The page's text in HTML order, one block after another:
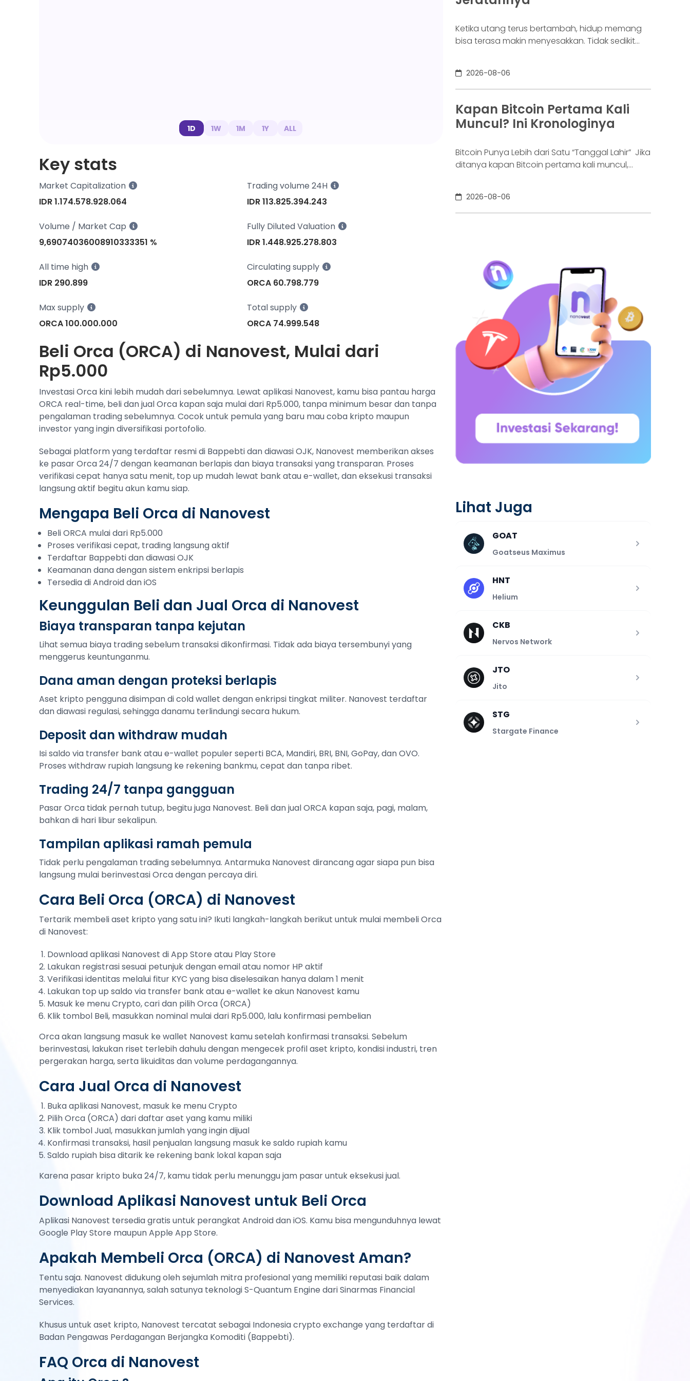
1D 1W 1M 1Y ALL
Key stats
Market Capitalization
IDR 1.174.578.928.064
Trading volume 24H
IDR 113.825.394.243
Volume / Market Cap
9,69074036008910333351 %
Fully Diluted Valuation
IDR 1.448.925.278.803
All time high
IDR 290.899
Circulating supply
ORCA 60.798.779
Max supply
ORCA 100.000.000
Total supply
ORCA 74.999.548
Beli Orca (ORCA) di Nanovest, Mulai dari
Rp5.000
Investasi Orca kini lebih mudah dari sebelumnya. Lewat aplikasi Nanovest, kamu bisa pantau harga
ORCA real-time, beli dan jual Orca kapan saja mulai dari Rp5.000, tanpa minimum besar dan tanpa
pengalaman trading sebelumnya. Cocok untuk pemula yang baru mau coba kripto maupun
investor yang ingin diversifikasi portofolio.
Sebagai platform yang terdaftar resmi di Bappebti dan diawasi OJK, Nanovest memberikan akses
ke pasar Orca 24/7 dengan keamanan berlapis dan biaya transaksi yang transparan. Proses
verifikasi cepat hanya satu menit, top up mudah lewat bank atau e-wallet, dan eksekusi transaksi
langsung aktif begitu akun kamu siap.
Mengapa Beli Orca di Nanovest
Beli ORCA mulai dari Rp5.000
Proses verifikasi cepat, trading langsung aktif
Terdaftar Bappebti dan diawasi OJK
Keamanan dana dengan sistem enkripsi berlapis
Tersedia di Android dan iOS
Keunggulan Beli dan Jual Orca di Nanovest
Biaya transparan tanpa kejutan
Lihat semua biaya trading sebelum transaksi dikonfirmasi. Tidak ada biaya tersembunyi yang
menggerus keuntunganmu.
Dana aman dengan proteksi berlapis
Aset kripto pengguna disimpan di cold wallet dengan enkripsi tingkat militer. Nanovest terdaftar
dan diawasi regulasi, sehingga danamu terlindungi secara hukum.
Deposit dan withdraw mudah
Isi saldo via transfer bank atau e-wallet populer seperti BCA, Mandiri, BRI, BNI, GoPay, dan OVO.
Proses withdraw rupiah langsung ke rekening bankmu, cepat dan tanpa ribet.
Trading 24/7 tanpa gangguan
Pasar Orca tidak pernah tutup, begitu juga Nanovest. Beli dan jual ORCA kapan saja, pagi, malam,
bahkan di hari libur sekalipun.
Tampilan aplikasi ramah pemula
Tidak perlu pengalaman trading sebelumnya. Antarmuka Nanovest dirancang agar siapa pun bisa
langsung mulai berinvestasi Orca dengan percaya diri.
Cara Beli Orca (ORCA) di Nanovest
Tertarik membeli aset kripto yang satu ini? Ikuti langkah-langkah berikut untuk mulai membeli Orca
di Nanovest:
Download aplikasi Nanovest di App Store atau Play Store
Lakukan registrasi sesuai petunjuk dengan email atau nomor HP aktif
Verifikasi identitas melalui fitur KYC yang bisa diselesaikan hanya dalam 1 menit
Lakukan top up saldo via transfer bank atau e-wallet ke akun Nanovest kamu
Masuk ke menu Crypto, cari dan pilih Orca (ORCA)
Klik tombol Beli, masukkan nominal mulai dari Rp5.000, lalu konfirmasi pembelian
Orca akan langsung masuk ke wallet Nanovest kamu setelah konfirmasi transaksi. Sebelum
berinvestasi, lakukan riset terlebih dahulu dengan mengecek profil aset kripto, kondisi industri, tren
pergerakan harga, serta likuiditas dan volume perdagangannya.
Cara Jual Orca di Nanovest
Buka aplikasi Nanovest, masuk ke menu Crypto
Pilih Orca (ORCA) dari daftar aset yang kamu miliki
Klik tombol Jual, masukkan jumlah yang ingin dijual
Konfirmasi transaksi, hasil penjualan langsung masuk ke saldo rupiah kamu
Saldo rupiah bisa ditarik ke rekening bank lokal kapan saja
Karena pasar kripto buka 24/7, kamu tidak perlu menunggu jam pasar untuk eksekusi jual.
Download Aplikasi Nanovest untuk Beli Orca
Aplikasi Nanovest tersedia gratis untuk perangkat Android dan iOS. Kamu bisa mengunduhnya lewat
Google Play Store maupun Apple App Store.
Apakah Membeli Orca (ORCA) di Nanovest Aman?
Tentu saja. Nanovest didukung oleh sejumlah mitra profesional yang memiliki reputasi baik dalam
menyediakan layanannya, salah satunya teknologi S-Quantum Engine dari Sinarmas Financial
Services.
Khusus untuk aset kripto, Nanovest tercatat sebagai Indonesia crypto exchange yang terdaftar di
Badan Pengawas Perdagangan Berjangka Komoditi (Bappebti).
FAQ Orca di Nanovest
Ketika utang terus bertambah, hidup memang
bisa terasa makin menyesakkan. Tidak sedikit
kewajibannya, kondisi yang kita kenal sebagai
gagal bayar. Ini bukan masalah segelintir orang.
Mengutip laporan OJK dari dataindonesia.id,
angka kredit macet di industri fintech tercatat
naik ke 4,38% per Januari
2026-08-06
Kapan Bitcoin Pertama Kali
Muncul? Ini Kronologinya
Bitcoin Punya Lebih dari Satu “Tanggal Lahir” Jika
ditanya kapan Bitcoin pertama kali muncul,
yang lain mengatakan 2009. Keduanya tidak
sepenuhnya salah. Bitcoin pertama kali
jaringannya baru benar-benar mulai beroperasi
2026-08-06
Lihat Juga
GOAT
Goatseus Maximus
HNT
Helium
CKB
Nervos Network
JTO
Jito
STG
Stargate Finance